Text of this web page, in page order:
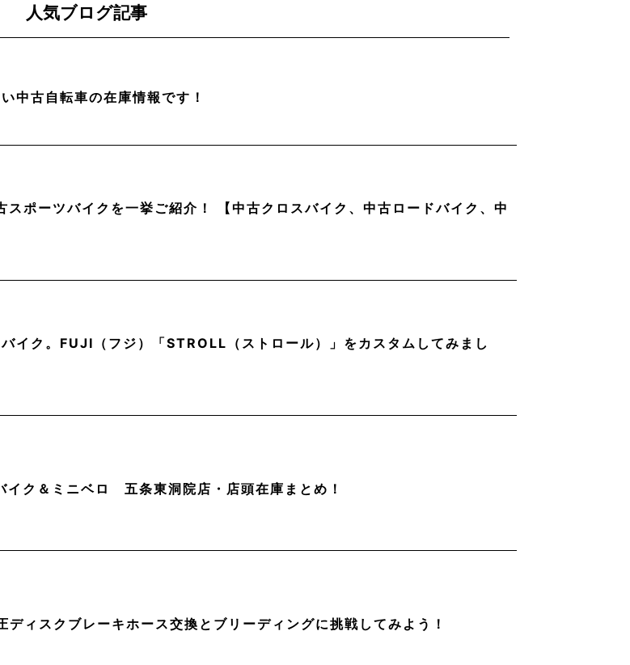
人気ブログ記事
中古自転車の在庫情報です！
ポーツバイクを一挙ご紹介！ 【中古クロスバイク、中古ロードバイク、中
イク。FUJI（フジ）「STROLL（ストロール）」をカスタムしてみまし
イク＆ミニベロ 五条東洞院店・店頭在庫まとめ！
ィスクブレーキホース交換とブリーディングに挑戦してみよう！